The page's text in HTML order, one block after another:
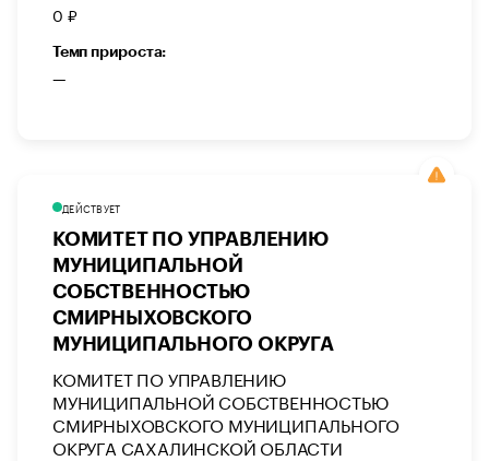
0 ₽
Темп прироста:
—
ДЕЙСТВУЕТ
КОМИТЕТ ПО УПРАВЛЕНИЮ
МУНИЦИПАЛЬНОЙ
СОБСТВЕННОСТЬЮ
СМИРНЫХОВСКОГО
МУНИЦИПАЛЬНОГО ОКРУГА
КОМИТЕТ ПО УПРАВЛЕНИЮ
МУНИЦИПАЛЬНОЙ СОБСТВЕННОСТЬЮ
СМИРНЫХОВСКОГО МУНИЦИПАЛЬНОГО
ОКРУГА САХАЛИНСКОЙ ОБЛАСТИ